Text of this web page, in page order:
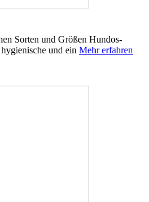
Sorten und Größen Hundos-
und ein Mehr erfahren